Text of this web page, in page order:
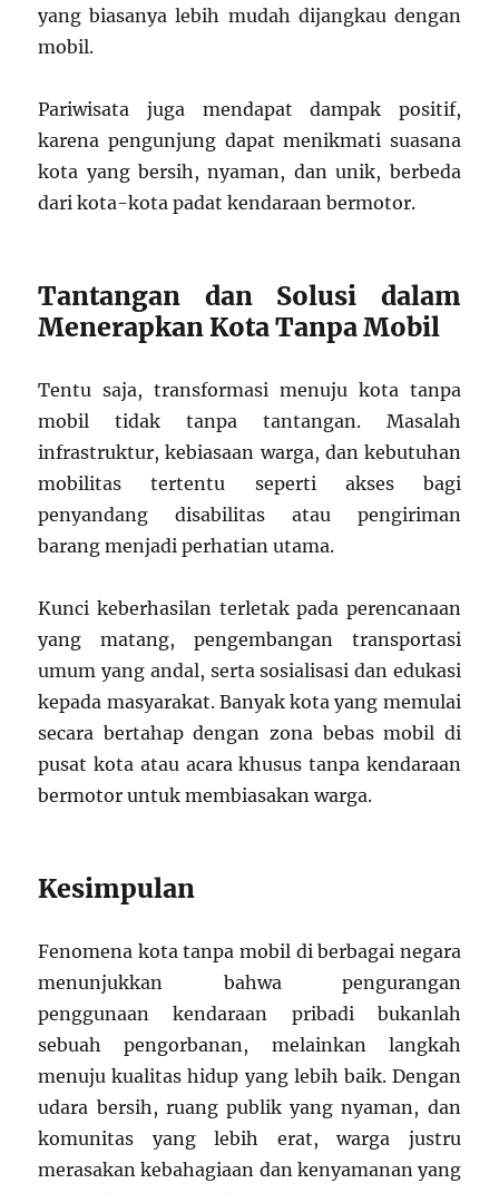
yang biasanya lebih mudah dijangkau dengan
mobil.
Pariwisata juga mendapat dampak positif,
karena pengunjung dapat menikmati suasana
kota yang bersih, nyaman, dan unik, berbeda
dari kota-kota padat kendaraan bermotor.
Tantangan dan Solusi dalam
Menerapkan Kota Tanpa Mobil
Tentu saja, transformasi menuju kota tanpa
mobil tidak tanpa tantangan. Masalah
infrastruktur, kebiasaan warga, dan kebutuhan
mobilitas tertentu seperti akses bagi
penyandang disabilitas atau pengiriman
barang menjadi perhatian utama.
Kunci keberhasilan terletak pada perencanaan
yang matang, pengembangan transportasi
umum yang andal, serta sosialisasi dan edukasi
kepada masyarakat. Banyak kota yang memulai
secara bertahap dengan zona bebas mobil di
pusat kota atau acara khusus tanpa kendaraan
bermotor untuk membiasakan warga.
Kesimpulan
Fenomena kota tanpa mobil di berbagai negara
menunjukkan bahwa pengurangan
penggunaan kendaraan pribadi bukanlah
sebuah pengorbanan, melainkan langkah
menuju kualitas hidup yang lebih baik. Dengan
udara bersih, ruang publik yang nyaman, dan
komunitas yang lebih erat, warga justru
merasakan kebahagiaan dan kenyamanan yang